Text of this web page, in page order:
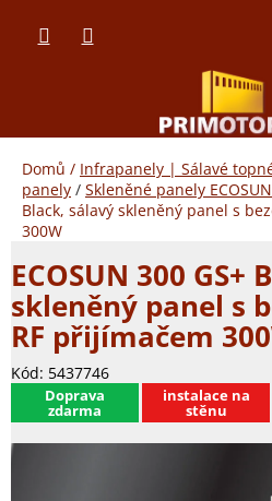
obsah
Domů / Infrapanely | Sálavé
panely / Skleněné panely
Black, sálavý skleněný panel s
300W
ECOSUN 300 GS+
skleněný panel s
RF přijímačem
Kód: 5437746
​Doprava
zdarma
instalace na
stěnu